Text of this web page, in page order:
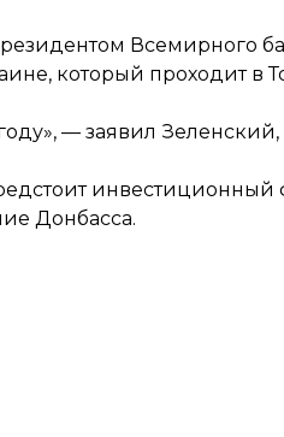
Всемирного
который проходит в
— заявил Зеленский,
инвестиционный
Донбасса.